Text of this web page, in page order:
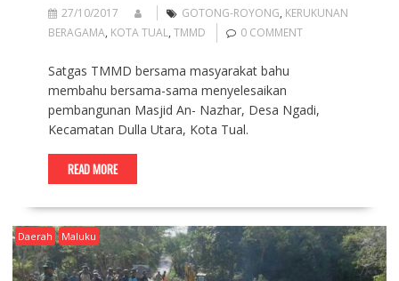
27/10/2017 GOTONG-ROYONG, KERUKUNAN
BERAGAMA, KOTA TUAL, TMMD 0 COMMENT
Satgas TMMD bersama masyarakat bahu
membahu bersama-sama menyelesaikan
pembangunan Masjid An- Nazhar, Desa Ngadi,
Kecamatan Dulla Utara, Kota Tual.
READ MORE
Daerah Maluku